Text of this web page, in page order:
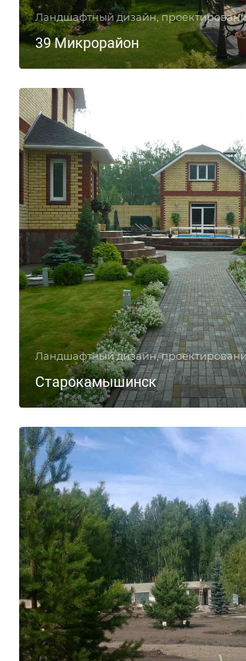
Ландшафтный дизайн,
39 Микрорайон
Ландшафтный дизайн,
Старокамышинск